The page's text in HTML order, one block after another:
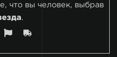
что вы человек, выбрав
.